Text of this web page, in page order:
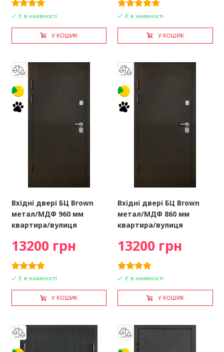
Є в наявності
У КОШИК
Є в наявності
У КОШИК
Вхідні двері БЦ Brown
метал/МДФ 960 мм
квартира/вулиця
13200 грн
Є в наявності
У КОШИК
Вхідні двері БЦ Brown
метал/МДФ 860 мм
квартира/вулиця
13200 грн
Є в наявності
У КОШИК